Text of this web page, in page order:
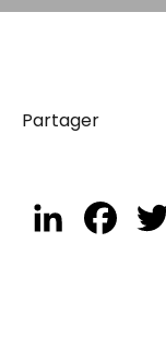
Partager
LinkedIn